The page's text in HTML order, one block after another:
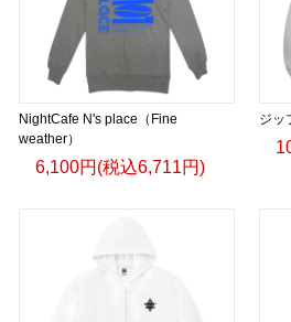
NightCafe N's place（Fine
weather）
6,100円(税込6,711円)
ジッ